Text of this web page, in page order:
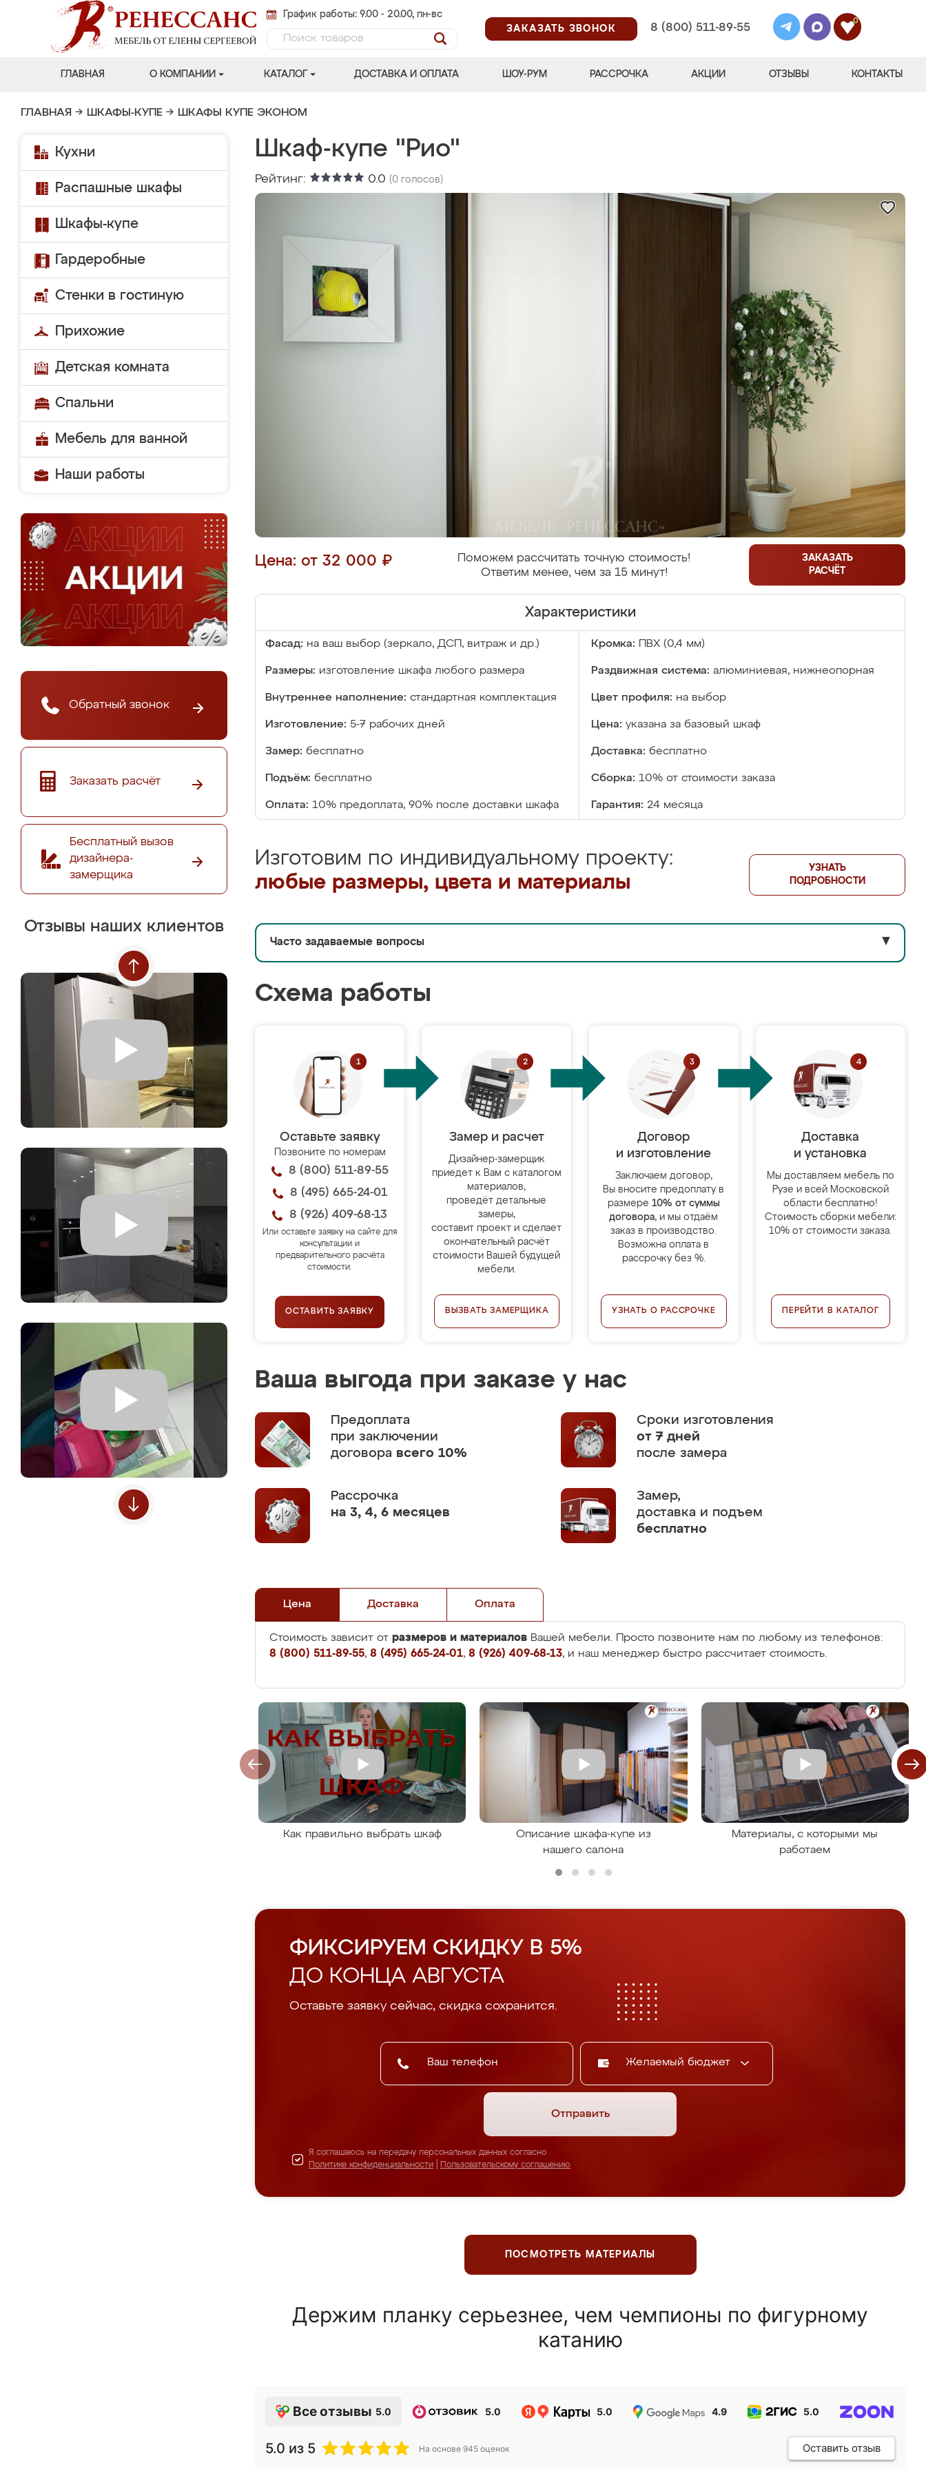
График работы: 9.00 - 20.00, пн-вс
ЗАКАЗАТЬ ЗВОНОК
8 (800) 511-89-55
0
ГЛАВНАЯ О КОМПАНИИ КАТАЛОГ ДОСТАВКА И ОПЛАТА ШОУ-РУМ РАССРОЧКА АКЦИИ ОТЗЫВЫ КОНТАКТЫ
ГЛАВНАЯ → ШКАФЫ-КУПЕ → ШКАФЫ КУПЕ ЭКОНОМ
Кухни
Распашные шкафы
Шкафы-купе
Гардеробные
Стенки в гостиную
Прихожие
Детская комната
Спальни
Мебель для ванной
Наши работы
Обратный звонок
Заказать расчёт
Бесплатный вызов
дизайнера-
замерщика
Отзывы наших клиентов
Шкаф-купе "Рио"
Рейтинг: 0.0 (0 голосов)
Цена: от 32 000 ₽
Поможем рассчитать точную стоимость!
Ответим менее, чем за 15 минут!
ЗАКАЗАТЬ
РАСЧЁТ
Характеристики
Фасад: на ваш выбор (зеркало, ДСП, витраж и др.) Кромка: ПВХ (0,4 мм)
Размеры: изготовление шкафа любого размера Раздвижная система: алюминиевая, нижнеопорная
Внутреннее наполнение: стандартная комплектация Цвет профиля: на выбор
Изготовление: 5-7 рабочих дней Цена: указана за базовый шкаф
Замер: бесплатно Доставка: бесплатно
Подъём: бесплатно Сборка: 10% от стоимости заказа
Оплата: 10% предоплата, 90% после доставки шкафа Гарантия: 24 месяца
Изготовим по индивидуальному проекту:
любые размеры, цвета и материалы
УЗНАТЬ
ПОДРОБНОСТИ
Часто задаваемые вопросы ▼
Схема работы
Оставьте заявку
Позвоните по номерам
8 (800) 511-89-55
8 (495) 665-24-01
8 (926) 409-68-13
Или оставьте заявку на сайте для
консультации и
предварительного расчёта
стоимости.
ОСТАВИТЬ ЗАЯВКУ
Замер и расчет
Дизайнер-замерщик
приедет к Вам с каталогом
материалов,
проведёт детальные
замеры,
составит проект и сделает
окончательный расчёт
стоимости Вашей будущей
мебели.
ВЫЗВАТЬ ЗАМЕРЩИКА
Договор
и изготовление
Заключаем договор,
Вы вносите предоплату в
размере 10% от суммы
договора, и мы отдаём
заказ в производство.
Возможна оплата в
рассрочку без %.
УЗНАТЬ О РАССРОЧКЕ
Доставка
и установка
Мы доставляем мебель по
Рузе и всей Московской
области бесплатно!
Стоимость сборки мебели:
10% от стоимости заказа.
ПЕРЕЙТИ В КАТАЛОГ
Ваша выгода при заказе у нас
Предоплата
при заключении
договора всего 10%
Сроки изготовления
от 7 дней
после замера
Рассрочка
на 3, 4, 6 месяцев
Замер,
доставка и подъем
бесплатно
Цена Доставка Оплата
Стоимость зависит от размеров и материалов Вашей мебели. Просто позвоните нам по любому из телефонов:
8 (800) 511-89-55, 8 (495) 665-24-01, 8 (926) 409-68-13, и наш менеджер быстро рассчитает стоимость.
Как правильно выбрать шкаф
Описание шкафа-купе из
нашего салона
Материалы, с которыми мы
работаем
ФИКСИРУЕМ СКИДКУ В 5%
ДО КОНЦА АВГУСТА
Оставьте заявку сейчас, скидка сохранится.
Желаемый бюджет
Отправить
Я соглашаюсь на передачу персональных данных согласно
Политике конфиденциальности
Пользовательскому соглашению
ПОСМОТРЕТЬ МАТЕРИАЛЫ
Держим планку серьезнее, чем чемпионы по фигурному
катанию
Все отзывы 5.0 5.0 5.0 4.9 5.0
5.0 из 5 На основе 945 оценок Оставить отзыв